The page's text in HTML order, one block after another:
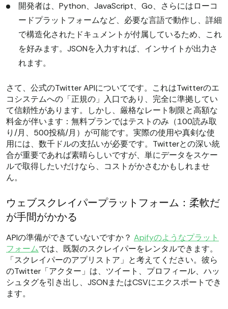
開発者は、Python、JavaScript、Go、さらにはローコ
ードプラットフォームなど、必要な言語で動作し、詳細
で構造化されたドキュメントが付属しているため、これ
を好みます。JSONを入力すれば、インサイトが出力さ
れます。
さて、公式のTwitter APIについてです。これはTwitterのエ
コシステムへの「正規の」入口であり、完全に準拠してい
て信頼性があります。しかし、厳格なレート制限と高額な
料金が伴います：無料プランではテストのみ（100読み取
り/月、500投稿/月）が可能です。実際の使用や真剣な使
用には、数千ドルの支払いが必要です。Twitterとの深い統
合が重要であれば素晴らしいですが、単にデータをスケー
ルで取得したいだけなら、コストがかさむかもしれませ
ん。
ウェブスクレイパープラットフォーム：柔軟だ
が手間がかかる
APIの準備ができていないですか？ Apifyのようなプラット
フォームでは、既製のスクレイパーをレンタルできます。
「スクレイパーのアプリストア」と考えてください。彼ら
のTwitter「アクター」は、ツイート、プロフィール、ハッ
シュタグを引き出し、JSONまたはCSVにエクスポートでき
ます。